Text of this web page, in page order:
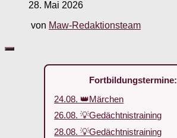
28. Mai 2026
von Maw-Redaktionsteam
Fortbildungstermine:
24.08. 👑Märchen
26.08. 💡Gedächtnistraining
28.08. 💡Gedächtnistraining